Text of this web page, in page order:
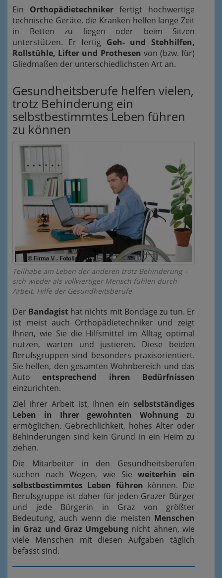
Ein Orthopädietechniker fertigt hochwertige
technische Geräte, die Kranken helfen lange Zeit
in Betten zu liegen oder beim Sitzen
unterstützen. Er fertig Geh- und Stehhilfen,
Rollstühle, Lifter und Prothesen von (bzw. für)
Gliedmaßen der unterschiedlichsten Art an.
Gesundheitsberufe helfen vielen,
trotz Behinderung ein
selbstbestimmtes Leben führen
zu können
Teilhabe am Leben der anderen trotz Behinderung –
sich wieder als vollwertiger Mensch fühlen durch
Arbeit. Hilfe der Gesundheitsberufe
Der Bandagist hat nichts mit Bondage zu tun. Er
ist meist auch Orthopädietechniker und zeigt
Ihnen, wie Sie die Hilfsmittel im Alltag optimal
nutzen, warten und justieren. Diese beiden
Berufsgruppen sind besonders praxisorientiert.
Sie helfen, den gesamten Wohnbereich und das
Autoentsprechend ihren Bedürfnissen
einzurichten.
Ziel ihrer Arbeit ist, Ihnen ein selbstständiges
Leben in Ihrer gewohnten Wohnung zu
ermöglichen. Gebrechlichkeit, hohes Alter oder
Behinderungen sind kein Grund in ein Heim zu
ziehen.
Die Mitarbeiter in den Gesundheitsberufen
suchen nach Wegen, wie Sieweiterhin ein
selbstbestimmtes Leben führen können. Die
Berufsgruppe ist daher für jeden Grazer Bürger
und jede Bürgerin in Graz von größter
Bedeutung, auch wenn die meisten Menschen
in Graz und Graz Umgebung nicht ahnen, wie
viele Menschen mit diesen Aufgaben täglich
befasst sind.